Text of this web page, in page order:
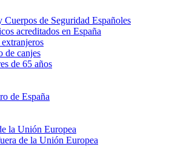
Cuerpos de Seguridad Españoles
acreditados en España
de canjes
de 65 años
de España
la Unión Europea
de la Unión Europea